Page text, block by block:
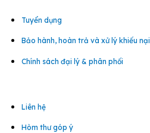
Tuyển dụng
Bảo hành, hoàn trả và xử lý khiếu nại
Chính sách đại lý & phân phối
Liên hệ
Hòm thư góp ý